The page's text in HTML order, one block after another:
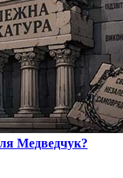
Медведчук?